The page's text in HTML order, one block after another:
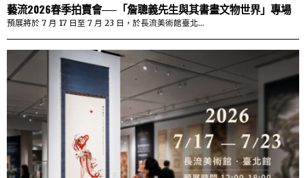
藝流2026春季拍賣會──「詹聰義先生與其書畫文物世界」專場
預展將於 7 月 17 日至 7 月 23 日，於長流美術館臺北…